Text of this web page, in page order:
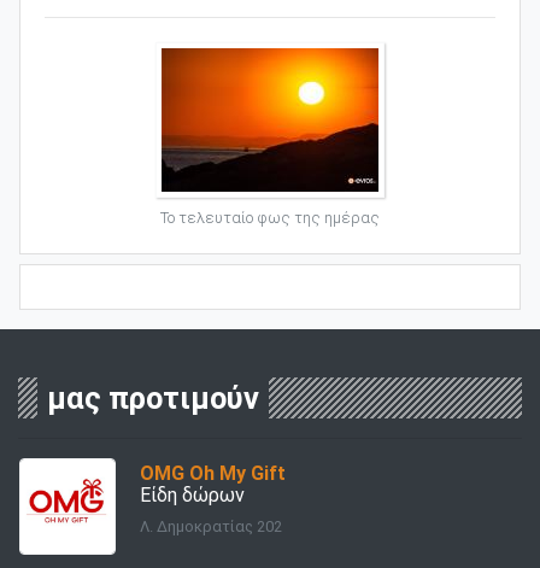
Το τελευταίο φως της ημέρας
μας προτιμούν
OMG Oh My Gift
Είδη δώρων
Λ. Δημοκρατίας 202